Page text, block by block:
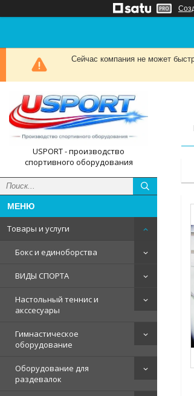
Сейчас компания не может
USPORT - производство
спортивного оборудования
Товары и услуги
Бокс и единоборства
ВИДЫ СПОРТА
Настольный теннис и
акссесуары
Гимнастическое
оборудование
Оборудование для
раздевалок